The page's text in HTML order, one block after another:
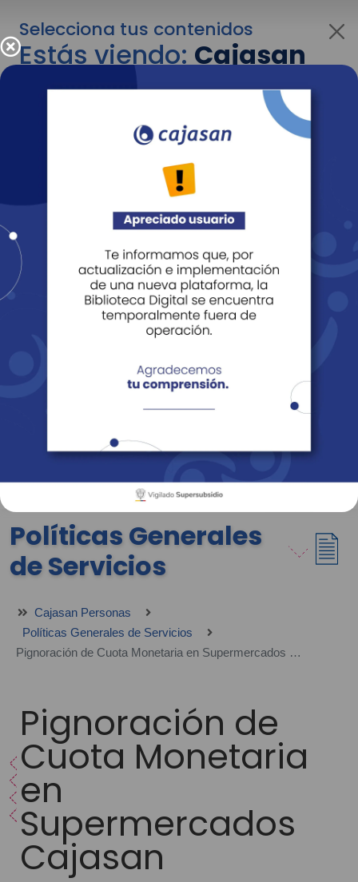
Selecciona tus contenidos
Estás viendo:Cajasan
para personas
Para cambiar al contenido de tu interés más
adelante recuerda utilizar el menú
Entendido
Revista Fácil Vivir
Sedes Directorio Servicios En Línea
Políticas Generales
de Servicios
Cajasan Personas
Políticas Generales de Servicios
Pignoración de Cuota Monetaria en Supermercados Cajasan
Pignoración de
Cuota Monetaria
en
Supermercados
Cajasan